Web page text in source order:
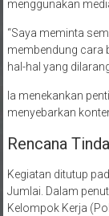
menggunakan
“Saya meminta
membendung cara
hal-hal yang
Ia menekankan
menyebarkan
Rencana
Kegiatan ditutup
Jumlai. Dalam
Kelompok Kerja